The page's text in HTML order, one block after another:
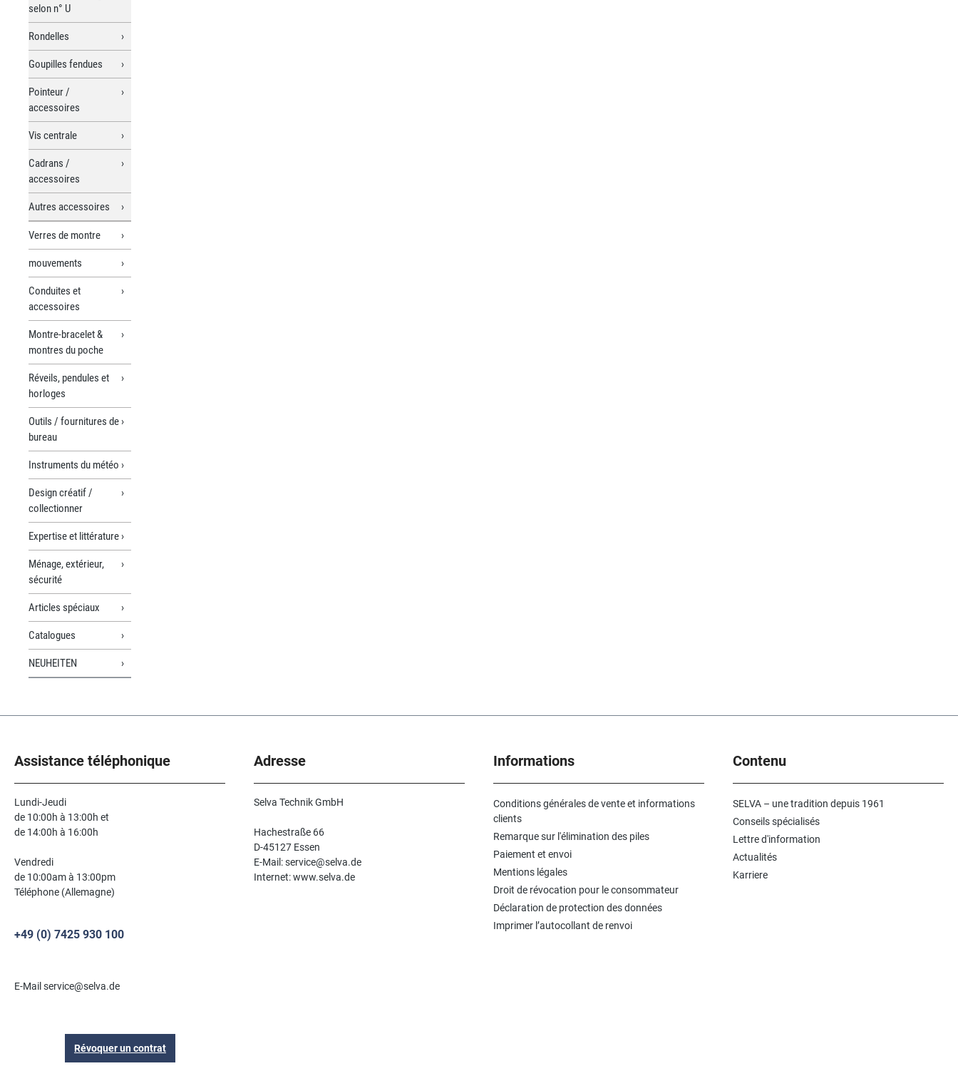
selon n° U
Rondelles
Goupilles fendues
Pointeur /
accessoires
Vis centrale
Cadrans /
accessoires
Autres accessoires
Verres de montre
mouvements
Conduites et
accessoires
Montre-bracelet &
montres du poche
Réveils, pendules et
horloges
Outils / fournitures de
bureau
Instruments du météo
Design créatif /
collectionner
Expertise et littérature
Ménage, extérieur,
sécurité
Articles spéciaux
Catalogues
NEUHEITEN
Assistance téléphonique
Lundi-Jeudi
de 10:00h à 13:00h et
de 14:00h à 16:00h
Vendredi
de 10:00am à 13:00pm
Téléphone (Allemagne)
+49 (0) 7425 930 100
E-Mail service@selva.de
Révoquer un contrat
Adresse
Selva Technik GmbH
Hachestraße 66
D-45127 Essen
E-Mail: service@selva.de
Internet: www.selva.de
Informations
Conditions générales de vente et informations
clients
Remarque sur l'élimination des piles
Paiement et envoi
Mentions légales
Droit de révocation pour le consommateur
Déclaration de protection des données
Imprimer l’autocollant de renvoi
Contenu
SELVA – une tradition depuis 1961
Conseils spécialisés
Lettre d'information
Actualités
Karriere